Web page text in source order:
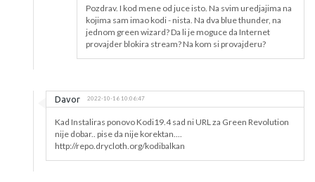
Pozdrav. I kod mene od juce isto. Na svim uredjajima na
kojima sam imao kodi - nista. Na dva blue thunder, na
jednom green wizard? Da li je moguce da Internet
provajder blokira stream? Na kom si provajderu?
Davor 2022-10-16 10:06:47
Kad Instaliras ponovo Kodi19.4 sad ni URL za Green Revolution
nije dobar.. pise da nije korektan....
http://repo.drycloth.org/kodibalkan